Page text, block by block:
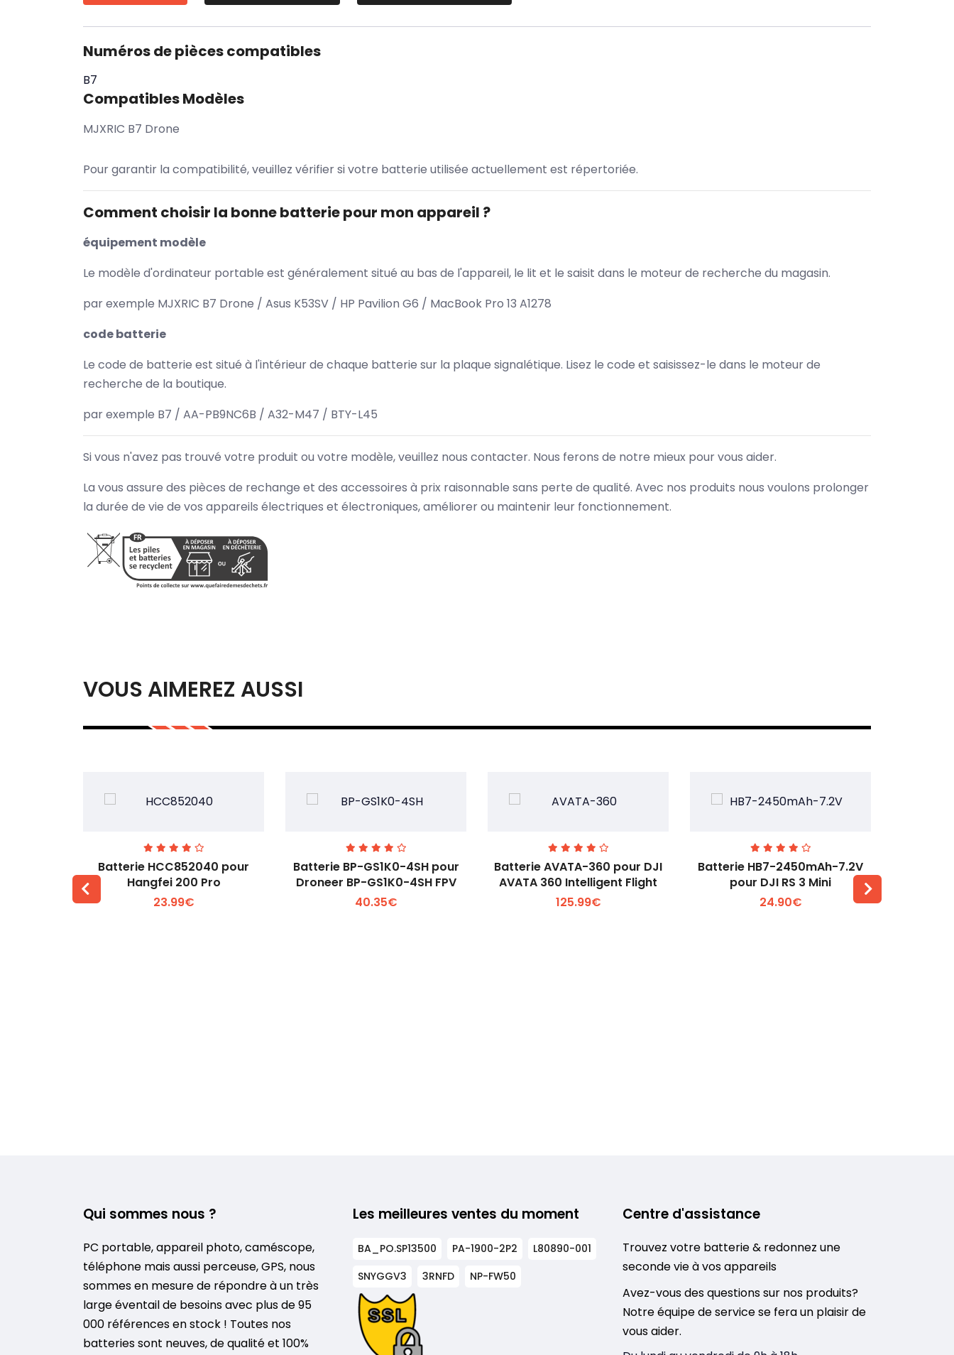
Numéros de pièces compatibles
B7
Compatibles Modèles
MJXRIC B7 Drone
Pour garantir la compatibilité, veuillez vérifier si votre batterie utilisée actuellement est répertoriée.
Comment choisir la bonne batterie pour mon appareil ?
équipement modèle
Le modèle d'ordinateur portable est généralement situé au bas de l'appareil, le lit et le saisit dans le moteur de recherche du magasin.
par exemple MJXRIC B7 Drone / Asus K53SV / HP Pavilion G6 / MacBook Pro 13 A1278
code batterie
Le code de batterie est situé à l'intérieur de chaque batterie sur la plaque signalétique. Lisez le code et saisissez-le dans le moteur de
recherche de la boutique.
par exemple B7 / AA-PB9NC6B / A32-M47 / BTY-L45
Si vous n'avez pas trouvé votre produit ou votre modèle, veuillez nous contacter. Nous ferons de notre mieux pour vous aider.
La vous assure des pièces de rechange et des accessoires à prix raisonnable sans perte de qualité. Avec nos produits nous voulons prolonger
la durée de vie de vos appareils électriques et électroniques, améliorer ou maintenir leur fonctionnement.
VOUS AIMEREZ AUSSI
Voir plus +
Batterie HCC852040 pour
Hangfei 200 Pro
23.99€
Voir plus +
Batterie BP-GS1K0-4SH pour
Droneer BP-GS1K0-4SH FPV
40.35€
Voir plus +
Batterie AVATA-360 pour DJI
AVATA 360 Intelligent Flight
125.99€
Voir plus +
Batterie HB7-2450mAh-7.2V
pour DJI RS 3 Mini
24.90€
Qui sommes nous ?
PC portable, appareil photo, caméscope,
téléphone mais aussi perceuse, GPS, nous
sommes en mesure de répondre à un très
large éventail de besoins avec plus de 95
000 références en stock ! Toutes nos
batteries sont neuves, de qualité et 100%
Les meilleures ventes du moment
BA_PO.SP13500 PA-1900-2P2
L80890-001
SNYGGV3
3RNFD NP-FW50
Centre d'assistance
Trouvez votre batterie & redonnez une
seconde vie à vos appareils
Avez-vous des questions sur nos produits?
Notre équipe de service se fera un plaisir de
vous aider.